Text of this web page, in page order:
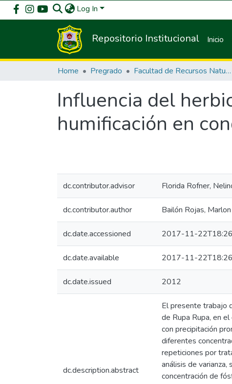
Log In
Repositorio Institucional Inicio
Home Pregrado Facultad de Recursos Naturales Renovables
Influencia del
humificación en
dc.contributor.advisor Florida Rofner,
dc.contributor.author Bailón Rojas,
dc.date.accessioned 2017-11-
dc.date.available 2017-11-
dc.date.issued 2012
dc.description.abstract
El presente trabajo
de Rupa Rupa, en
con precipitación
diferentes
repeticiones por
análisis de
concentración de